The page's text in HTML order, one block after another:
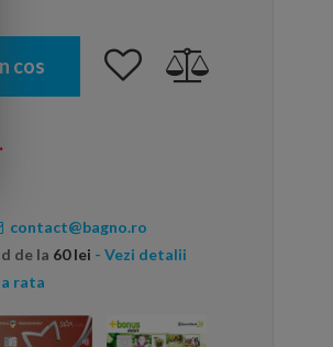
cos
contact@bagno.ro
de la 60 lei - Vezi detalii
rata